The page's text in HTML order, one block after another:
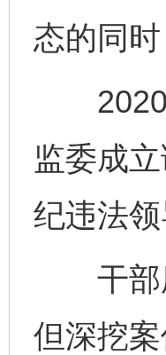
态的同
2020
监委成
纪违法
干部腐
但深挖